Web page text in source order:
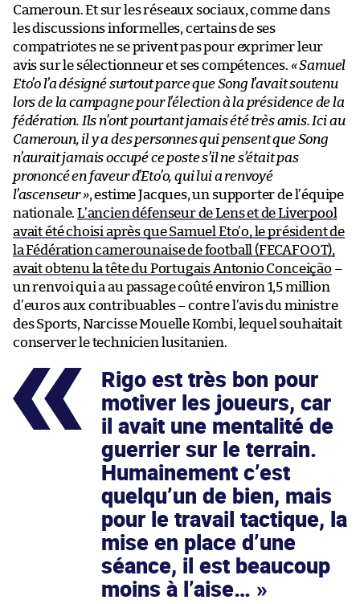
Cameroun. Et sur les réseaux sociaux, comme dans
les discussions informelles, certains de ses
compatriotes ne se privent pas pour exprimer leur
avis sur le sélectionneur et ses compétences. « Samuel
Eto’o l’a désigné surtout parce que Song l’avait soutenu
lors de la campagne pour l’élection à la présidence de la
fédération. Ils n’ont pourtant jamais été très amis. Ici au
Cameroun, il y a des personnes qui pensent que Song
n’aurait jamais occupé ce poste s’il ne s’était pas
prononcé en faveur d’Eto’o, qui lui a renvoyé
l’ascenseur », estime Jacques, un supporter de l’équipe
nationale.L’ancien défenseur de Lens et de Liverpool
avait été choisi après que Samuel Eto’o, le président de
la Fédération camerounaise de football (FECAFOOT),
avait obtenu la tête du Portugais Antonio Conceição –
un renvoi qui a au passage coûté environ 1,5 million
d’euros aux contribuables – contre l’avis du ministre
des Sports, Narcisse Mouelle Kombi, lequel souhaitait
conserver le technicien lusitanien.
Rigo est très bon pour
motiver les joueurs, car
il avait une mentalité de
guerrier sur le terrain.
Humainement c’est
quelqu’un de bien, mais
pour le travail tactique, la
mise en place d’une
séance, il est beaucoup
moins à l’aise…